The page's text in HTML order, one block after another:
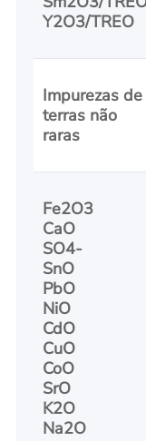
Y2O3/TREO
Impurezas de
terras não
raras
Fe2O3
CaO
SO4-
SnO
PbO
NiO
CdO
CuO
CoO
SrO
K2O
Na2O